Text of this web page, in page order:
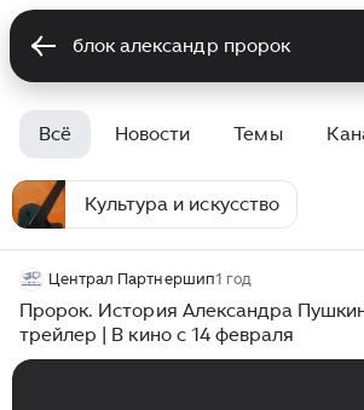
Всё Новости Темы
Культура и искусство
Централ Партнершип1 год
Пророк. История Александра
трейлер | В кино с 14 февраля